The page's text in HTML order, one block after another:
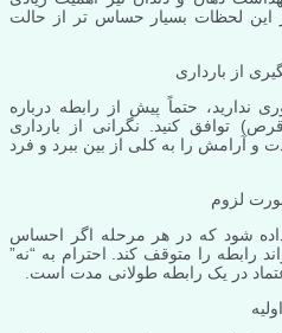
این لحظات بسیار حساس تر از حالت
از بارداری
ندارید، حتماً پیش از رابطه درباره
توافق کنید. نگرانی از بارداری
و آرامش را به کلی از بین ببرد و فرد
لزوم
شود که در هر مرحله اگر احساس
رابطه را متوقف کند. احترام به “نه”
در یک رابطه طولانی مدت است.